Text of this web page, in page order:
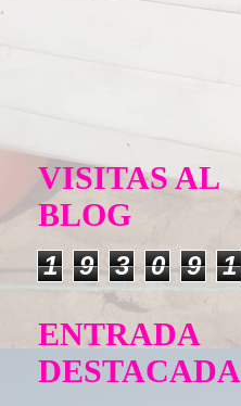
VISITAS AL
BLOG
1 9 3 0 9 1
ENTRADA
DESTACADA